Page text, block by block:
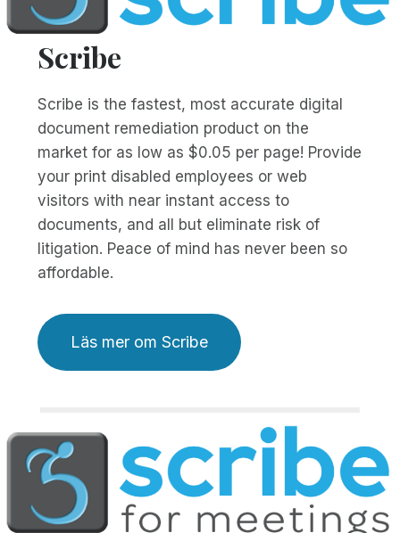
Scribe
Scribe is the fastest, most accurate digital
document remediation product on the
market for as low as $0.05 per page! Provide
your print disabled employees or web
visitors with near instant access to
documents, and all but eliminate risk of
litigation. Peace of mind has never been so
affordable.
Läs mer om Scribe